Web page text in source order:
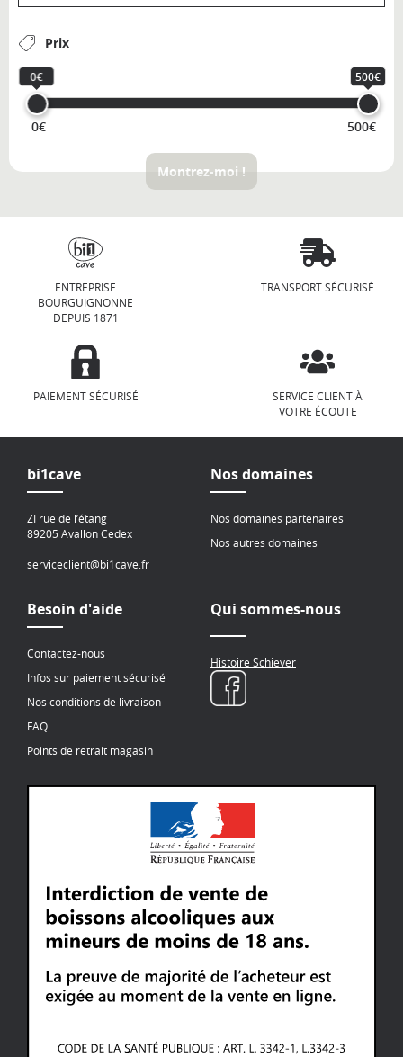
Prix
0€ 500€
0€ 500€
Montrez-moi !
ENTREPRISE
BOURGUIGNONNE
DEPUIS 1871
TRANSPORT SÉCURISÉ
PAIEMENT SÉCURISÉ
SERVICE CLIENT À
VOTRE ÉCOUTE
bi1cave
ZI rue de l’étang
89205 Avallon Cedex
serviceclient@bi1cave.fr
Nos domaines
Nos domaines partenaires
Nos autres domaines
Besoin d'aide
Contactez-nous
Infos sur paiement sécurisé
Nos conditions de livraison
FAQ
Points de retrait magasin
Qui sommes-nous
Histoire Schiever